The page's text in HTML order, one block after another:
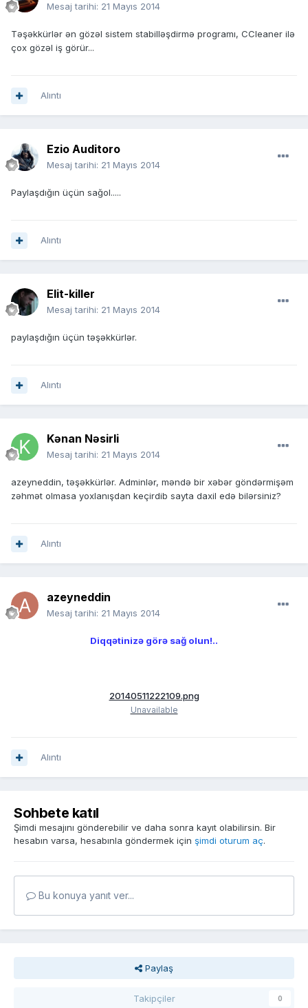
Mesaj tarihi: 21 Mayıs 2014
Təşəkkürlər ən gözəl sistem stabilləşdirmə programı, CCleaner ilə
çox gözəl iş görür...
Alıntı
Ezio Auditoro
Mesaj tarihi: 21 Mayıs 2014
Paylaşdığın üçün sağol.....
Alıntı
Elit-killer
Mesaj tarihi: 21 Mayıs 2014
paylaşdığın üçün təşəkkürlər.
Alıntı
Kənan Nəsirli
Mesaj tarihi: 21 Mayıs 2014
azeyneddin, təşəkkürlər. Adminlər, məndə bir xəbər göndərmişəm
zəhmət olmasa yoxlanışdan keçirdib sayta daxil edə bilərsiniz?
Alıntı
azeyneddin
Mesaj tarihi: 21 Mayıs 2014
Diqqətinizə görə sağ olun!..
20140511222109.png
Unavailable
Alıntı
Sohbete katıl
Şimdi mesajını gönderebilir ve daha sonra kayıt olabilirsin. Bir
hesabın varsa, hesabınla göndermek için şimdi oturum aç.
Bu konuya yanıt ver...
Paylaş
Takipçiler 0